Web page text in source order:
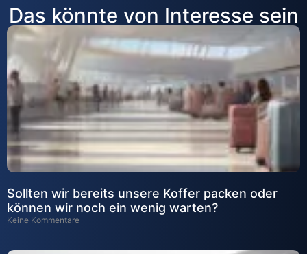
Das könnte von Interesse sein
Sollten wir bereits unsere Koffer packen oder
können wir noch ein wenig warten?
Keine Kommentare